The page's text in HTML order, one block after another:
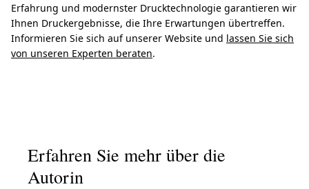
Erfahrung und modernster Drucktechnologie garantieren wir
Ihnen Druckergebnisse, die Ihre Erwartungen übertreffen.
Informieren Sie sich auf unserer Website und lassen Sie sich
von unseren Experten beraten.
Erfahren Sie mehr über die
Autorin